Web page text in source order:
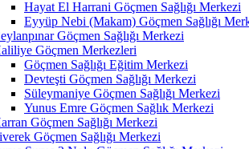
Hayat El Harrani Göçmen Sağlığı Merkezi
Eyyüp Nebi (Makam) Göçmen Sağlığı
Göçmen Sağlığı Merkezi
Göçmen Merkezleri
Göçmen Sağlığı Eğitim Merkezi
Devteşti Göçmen Sağlığı Merkezi
Süleymaniye Göçmen Sağlığı Merkezi
Yunus Emre Göçmen Sağlık Merkezi
Göçmen Sağlığı Merkezi
Göçmen Sağlığı Merkezi